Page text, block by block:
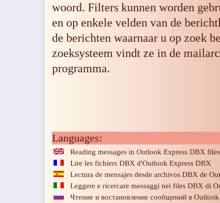
woord. Filters kunnen worden
en op enkele velden van de
de berichten waarnaar u op zoek
zoeksysteem vindt ze in de
programma.
Languages:
Reading messages in Outlook Express DBX files
Lire les fichiers DBX d'Outlook Express DBX
Lectura de mensajes desde archivos DBX de
Leggere e ricercare messaggi nei files DBX di
Чтение и востановление сообщений в